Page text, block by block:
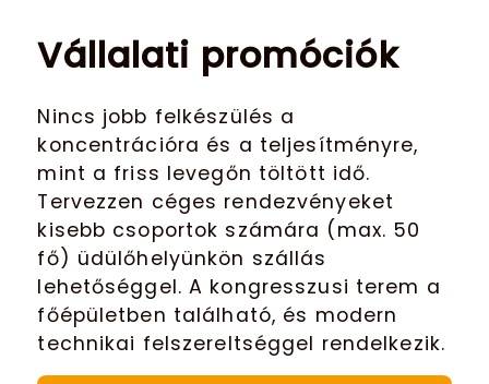
Vállalati promóciók
Nincs jobb felkészülés a
koncentrációra és a teljesítményre,
mint a friss levegőn töltött idő.
Tervezzen céges rendezvényeket
kisebb csoportok számára (max. 50
fő) üdülőhelyünkön szállás
lehetőséggel. A kongresszusi terem a
főépületben található, és modern
technikai felszereltséggel rendelkezik.